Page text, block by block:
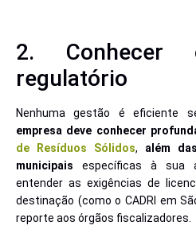
2. Conhecer
regulatório
Nenhuma gestão é eficiente
empresa deve conhecer
de Resíduos Sólidos, além
municipais específicas à sua
entender as exigências de
destinação (como o CADRI em
reporte aos órgãos fiscalizadores.